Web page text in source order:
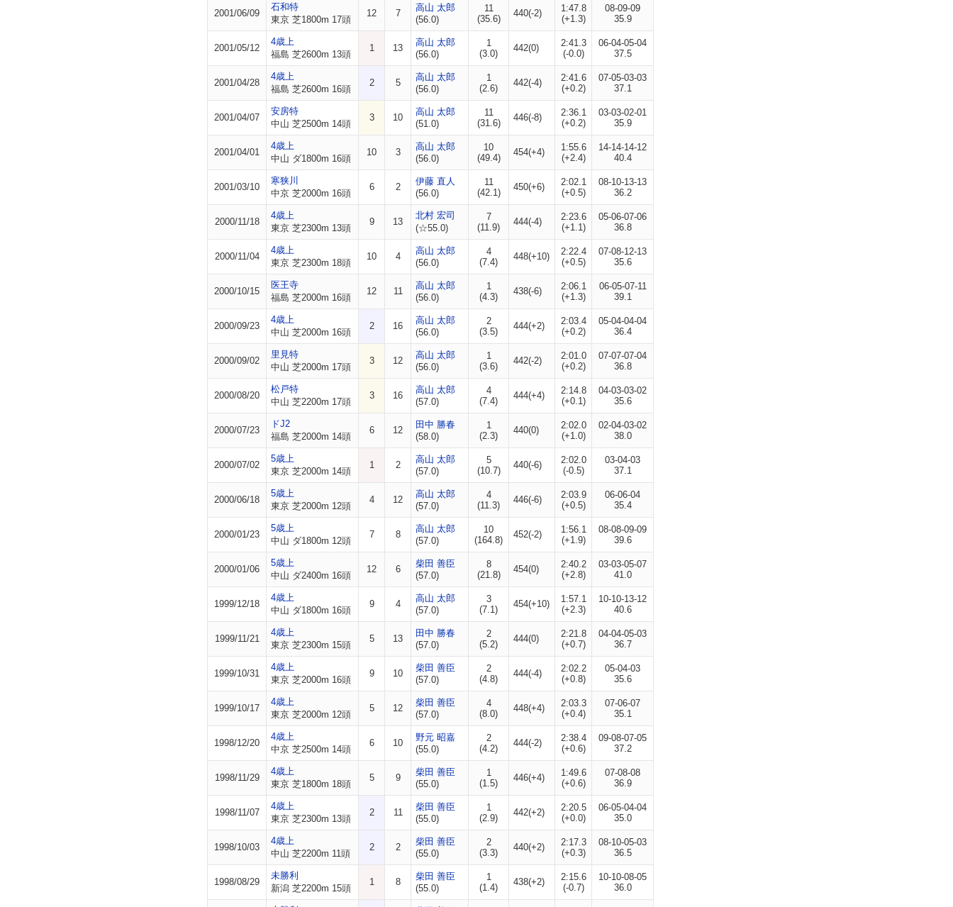
2001/06/09
石和特
東京 芝1800m 17頭
12 7
高山 太郎
(56.0)
11
(35.6)
440(-2)
1:47.8
(+1.3)
08-09-09
35.9
2001/05/12
4歳上
福島 芝2600m 13頭
1 13
高山 太郎
(56.0)
1
(3.0)
442(0)
2:41.3
(-0.0)
06-04-05-04
37.5
2001/04/28
4歳上
福島 芝2600m 16頭
2 5
高山 太郎
(56.0)
1
(2.6)
442(-4)
2:41.6
(+0.2)
07-05-03-03
37.1
2001/04/07
安房特
中山 芝2500m 14頭
3 10
高山 太郎
(51.0)
11
(31.6)
446(-8)
2:36.1
(+0.2)
03-03-02-01
35.9
2001/04/01
4歳上
中山 ダ1800m 16頭
10 3
高山 太郎
(56.0)
10
(49.4)
454(+4)
1:55.6
(+2.4)
14-14-14-12
40.4
2001/03/10
寒狭川
中京 芝2000m 16頭
6 2
伊藤 直人
(56.0)
11
(42.1)
450(+6)
2:02.1
(+0.5)
08-10-13-13
36.2
2000/11/18
4歳上
東京 芝2300m 13頭
9 13
北村 宏司
(☆55.0)
7
(11.9)
444(-4)
2:23.6
(+1.1)
05-06-07-06
36.8
2000/11/04
4歳上
東京 芝2300m 18頭
10 4
高山 太郎
(56.0)
4
(7.4)
448(+10)
2:22.4
(+0.5)
07-08-12-13
35.6
2000/10/15
医王寺
福島 芝2000m 16頭
12 11
高山 太郎
(56.0)
1
(4.3)
438(-6)
2:06.1
(+1.3)
06-05-07-11
39.1
2000/09/23
4歳上
中山 芝2000m 16頭
2 16
高山 太郎
(56.0)
2
(3.5)
444(+2)
2:03.4
(+0.2)
05-04-04-04
36.4
2000/09/02
里見特
中山 芝2000m 17頭
3 12
高山 太郎
(56.0)
1
(3.6)
442(-2)
2:01.0
(+0.2)
07-07-07-04
36.8
2000/08/20
松戸特
中山 芝2200m 17頭
3 16
高山 太郎
(57.0)
4
(7.4)
444(+4)
2:14.8
(+0.1)
04-03-03-02
35.6
2000/07/23
ドJ2
福島 芝2000m 14頭
6 12
田中 勝春
(58.0)
1
(2.3)
440(0)
2:02.0
(+1.0)
02-04-03-02
38.0
2000/07/02
5歳上
東京 芝2000m 14頭
1 2
高山 太郎
(57.0)
5
(10.7)
440(-6)
2:02.0
(-0.5)
03-04-03
37.1
2000/06/18
5歳上
東京 芝2000m 12頭
4 12
高山 太郎
(57.0)
4
(11.3)
446(-6)
2:03.9
(+0.5)
06-06-04
35.4
2000/01/23
5歳上
中山 ダ1800m 12頭
7 8
高山 太郎
(57.0)
10
(164.8)
452(-2)
1:56.1
(+1.9)
08-08-09-09
39.6
2000/01/06
5歳上
中山 ダ2400m 16頭
12 6
柴田 善臣
(57.0)
8
(21.8)
454(0)
2:40.2
(+2.8)
03-03-05-07
41.0
1999/12/18
4歳上
中山 ダ1800m 16頭
9 4
高山 太郎
(57.0)
3
(7.1)
454(+10)
1:57.1
(+2.3)
10-10-13-12
40.6
1999/11/21
4歳上
東京 芝2300m 15頭
5 13
田中 勝春
(57.0)
2
(5.2)
444(0)
2:21.8
(+0.7)
04-04-05-03
36.7
1999/10/31
4歳上
東京 芝2000m 16頭
9 10
柴田 善臣
(57.0)
2
(4.8)
444(-4)
2:02.2
(+0.8)
05-04-03
35.6
1999/10/17
4歳上
東京 芝2000m 12頭
5 12
柴田 善臣
(57.0)
4
(8.0)
448(+4)
2:03.3
(+0.4)
07-06-07
35.1
1998/12/20
4歳上
中京 芝2500m 14頭
6 10
野元 昭嘉
(55.0)
2
(4.2)
444(-2)
2:38.4
(+0.6)
09-08-07-05
37.2
1998/11/29
4歳上
東京 芝1800m 18頭
5 9
柴田 善臣
(55.0)
1
(1.5)
446(+4)
1:49.6
(+0.6)
07-08-08
36.9
1998/11/07
4歳上
東京 芝2300m 13頭
2 11
柴田 善臣
(55.0)
1
(2.9)
442(+2)
2:20.5
(+0.0)
06-05-04-04
35.0
1998/10/03
4歳上
中山 芝2200m 11頭
2 2
柴田 善臣
(55.0)
2
(3.3)
440(+2)
2:17.3
(+0.3)
08-10-05-03
36.5
1998/08/29
未勝利
新潟 芝2200m 15頭
1 8
柴田 善臣
(55.0)
1
(1.4)
438(+2)
2:15.6
(-0.7)
10-10-08-05
36.0